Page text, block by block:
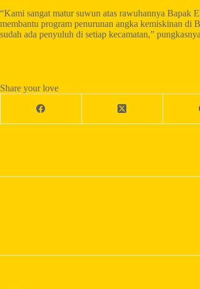
“Kami sangat matur suwun atas rawuhannya Bapak
membantu program penurunan angka kemiskinan di
sudah ada penyuluh di setiap kecamatan,”
Share your love